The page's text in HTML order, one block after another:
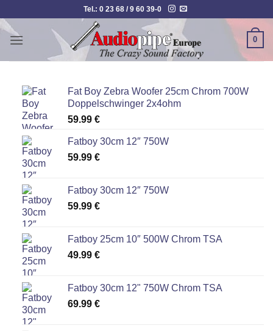
Inhalt
springen
Tel.: 0 23 68 / 9 60 39-0
0
Fat Boy Zebra Woofer 25cm Chrom 700W
Doppelschwinger 2x4ohm
59.99 €
Fatboy 30cm 12″ 750W
59.99 €
Fatboy 30cm 12″ 750W
59.99 €
Fatboy 25cm 10″ 500W Chrom TSA
49.99 €
Fatboy 30cm 12" 750W Chrom TSA
69.99 €